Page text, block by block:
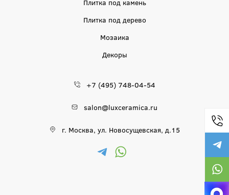
Плитка под дерево
Мозаика
Декоры
+7 (495) 748-04-54
salon@luxceramica.ru
г. Москва, ул. Новосущевская, д.15